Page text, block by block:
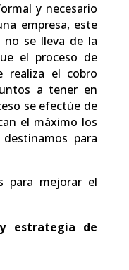
y necesario
empresa, este
se lleva de la
el proceso de
realiza el cobro
a tener en
se efectúe de
el máximo los
para
para mejorar el
estrategia de